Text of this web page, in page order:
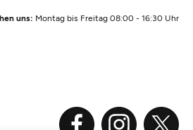
uns: Montag bis Freitag 08:00 - 16:30 Uhr